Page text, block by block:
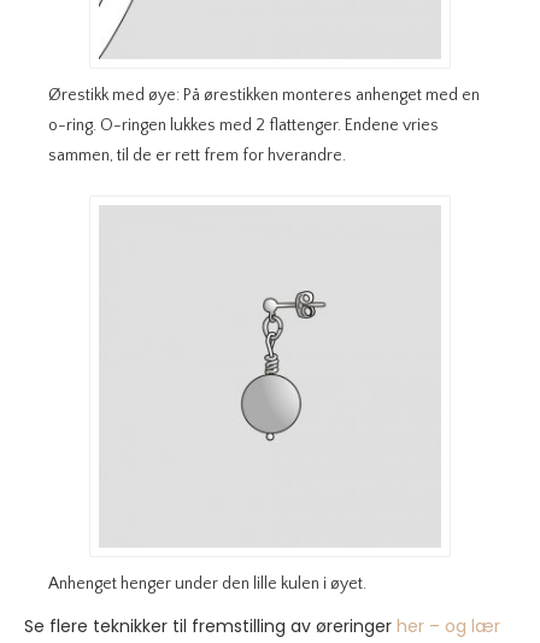
Ørestikk med øye: På ørestikken monteres anhenget med en
o-ring. O-ringen lukkes med 2 flattenger. Endene vries
sammen, til de er rett frem for hverandre.
Anhenget henger under den lille kulen i øyet.
Se flere teknikker til fremstilling av øreringer her – og lær